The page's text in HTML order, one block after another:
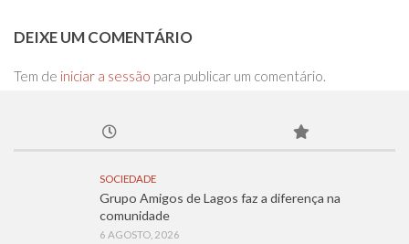
DEIXE UM COMENTÁRIO
Tem de iniciar a sessão para publicar um comentário.
SOCIEDADE
Grupo Amigos de Lagos faz a diferença na
comunidade
6 AGOSTO, 2026